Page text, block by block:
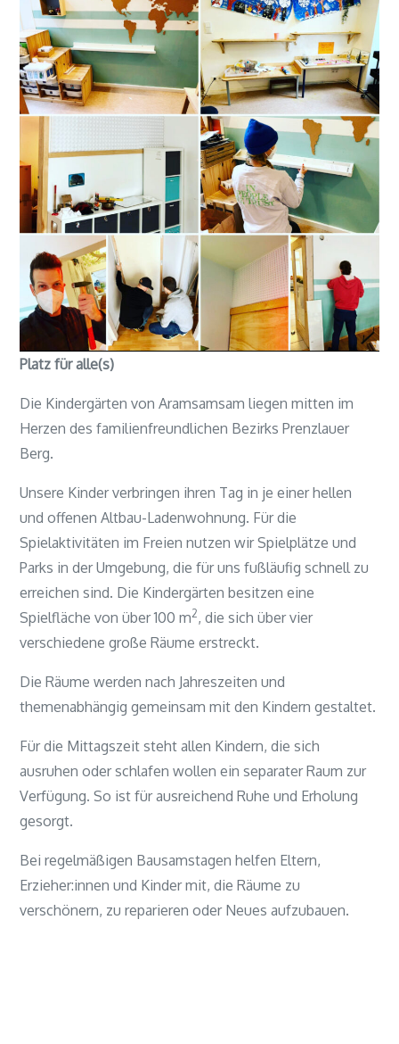
Platz für alle(s)
Die Kindergärten von Aramsamsam liegen mitten im
Herzen des familienfreundlichen Bezirks Prenzlauer
Berg.
Unsere Kinder verbringen ihren Tag in je einer hellen
und offenen Altbau-Ladenwohnung. Für die
Spielaktivitäten im Freien nutzen wir Spielplätze und
Parks in der Umgebung, die für uns fußläufig schnell zu
erreichen sind. Die Kindergärten besitzen eine
Spielfläche von über 100 m2, die sich über vier
verschiedene große Räume erstreckt.
Die Räume werden nach Jahreszeiten und
themenabhängig gemeinsam mit den Kindern gestaltet.
Für die Mittagszeit steht allen Kindern, die sich
ausruhen oder schlafen wollen ein separater Raum zur
Verfügung. So ist für ausreichend Ruhe und Erholung
gesorgt.
Bei regelmäßigen Bausamstagen helfen Eltern,
Erzieher:innen und Kinder mit, die Räume zu
verschönern, zu reparieren oder Neues aufzubauen.